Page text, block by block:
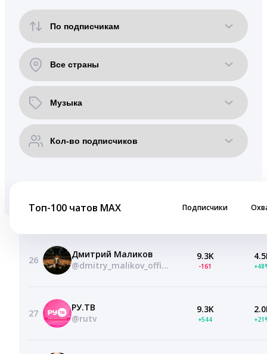
Топ-100 чатов MAX Подписчики
26
Дмитрий Маликов
@dmitry_malikov_official
9.3K
-161
27
РУ.ТВ
@rutv
9.3K
+544